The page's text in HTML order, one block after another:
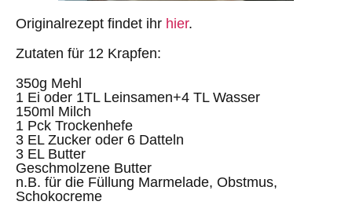
Originalrezept findet ihr hier.
Zutaten für 12 Krapfen:
350g Mehl
1 Ei oder 1TL Leinsamen+4 TL Wasser
150ml Milch
1 Pck Trockenhefe
3 EL Zucker oder 6 Datteln
3 EL Butter
Geschmolzene Butter
n.B. für die Füllung Marmelade, Obstmus,
Schokocreme